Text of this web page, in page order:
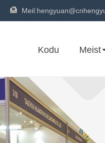
Meil:
Kodu Meist